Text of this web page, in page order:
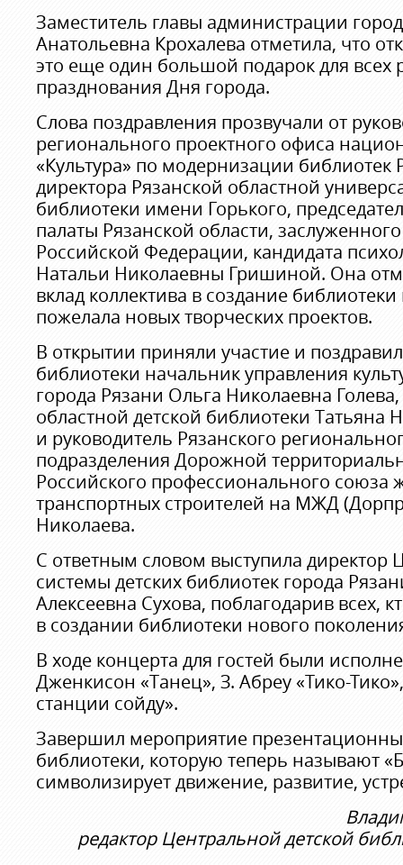
Заместитель главы администрации
Анатольевна Крохалева отметила, что
это еще один большой подарок для всех
празднования Дня города.
Слова поздравления прозвучали от
регионального проектного офиса
«Культура» по модернизации библиотек
директора Рязанской областной
библиотеки имени Горького,
палаты Рязанской области,
Российской Федерации, кандидата
Натальи Николаевны Гришиной. Она
вклад коллектива в создание
пожелала новых творческих проектов.
В открытии приняли участие и
библиотеки начальник управления
города Рязани Ольга Николаевна
областной детской библиотеки Татьяна
и руководитель Рязанского
подразделения Дорожной
Российского профессионального союза
транспортных строителей на МЖД
Николаева.
С ответным словом выступила директор
системы детских библиотек города
Алексеевна Сухова, поблагодарив всех,
в создании библиотеки нового
В ходе концерта для гостей были
Дженкисон «Танец», З. Абреу «Тико-
станции сойду».
Завершил мероприятие
библиотеки, которую теперь называют
символизирует движение, развитие,
редактор Центральной детской